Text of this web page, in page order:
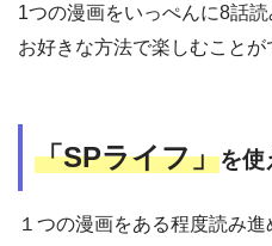
1つの漫画をいっぺんに8話読
お好きな方法で楽しむことが
「SPライフ」を使
１つの漫画をある程度読み進